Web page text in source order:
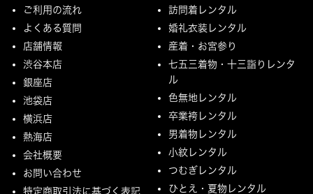
ご利用の流れ
よくある質問
店舗情報
渋谷本店
銀座店
池袋店
横浜店
熱海店
会社概要
お問い合わせ
特定商取引法に基づく表記
訪問着レンタル
婚礼衣装レンタル
産着・お宮参り
七五三着物・十三詣りレンタ
ル
色無地レンタル
卒業袴レンタル
男着物レンタル
小紋レンタル
つむぎレンタル
ひとえ・夏物レンタル